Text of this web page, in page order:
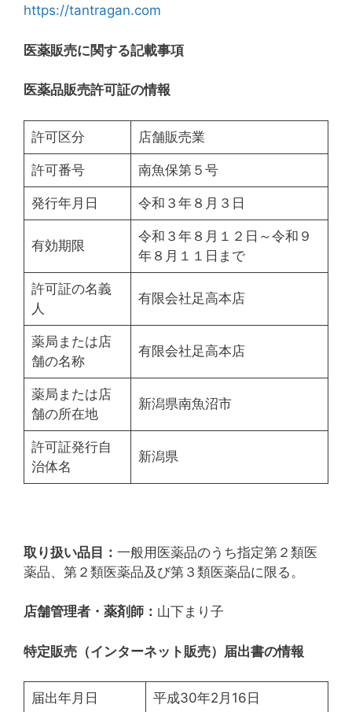
https://tantragan.com
医薬販売に関する記載事項
医薬品販売許可証の情報
許可区分 店舗販売業
許可番号 南魚保第５号
発行年月日 令和３年８月３日
有効期限
令和３年８月１２日～令和９
年８月１１日まで
許可証の名義
人
有限会社足高本店
薬局または店
舗の名称
有限会社足高本店
薬局または店
舗の所在地
新潟県南魚沼市
許可証発行自
治体名
新潟県
取り扱い品目： 一般用医薬品のうち指定第２類医
薬品、第２類医薬品及び第３類医薬品に限る。
店舗管理者・薬剤師： 山下まり子
特定販売（インターネット販売）届出書の情報
届出年月日 平成30年2月16日